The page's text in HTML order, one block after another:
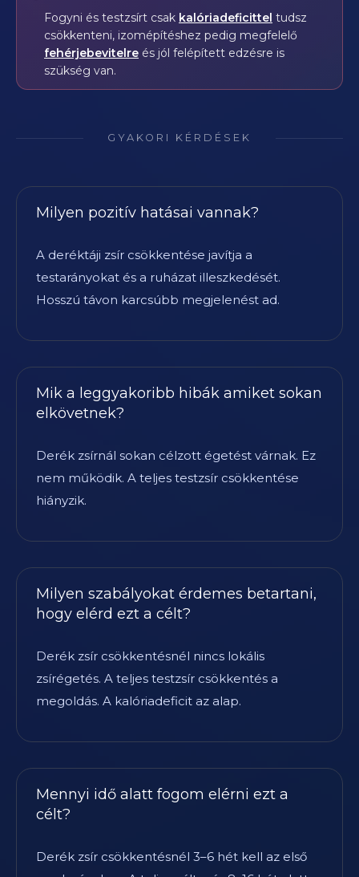
Fogyni és testzsírt csak kalóriadeficittel tudsz
csökkenteni, izomépítéshez pedig megfelelő
fehérjebevitelre és jól felépített edzésre is
szükség van.
GYAKORI KÉRDÉSEK
Milyen pozitív hatásai vannak?
A deréktáji zsír csökkentése javítja a
testarányokat és a ruházat illeszkedését.
Hosszú távon karcsúbb megjelenést ad.
Mik a leggyakoribb hibák amiket sokan
elkövetnek?
Derék zsírnál sokan célzott égetést várnak. Ez
nem működik. A teljes testzsír csökkentése
hiányzik.
Milyen szabályokat érdemes betartani,
hogy elérd ezt a célt?
Derék zsír csökkentésnél nincs lokális
zsírégetés. A teljes testzsír csökkentés a
megoldás. A kalóriadeficit az alap.
Mennyi idő alatt fogom elérni ezt a
célt?
Derék zsír csökkentésnél 3–6 hét kell az első